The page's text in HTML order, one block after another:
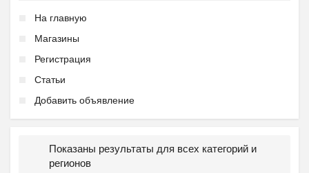
На главную
Магазины
Регистрация
Статьи
Добавить объявление
Показаны результаты для всех категорий и
регионов